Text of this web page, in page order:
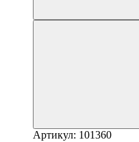
Артикул: 101360